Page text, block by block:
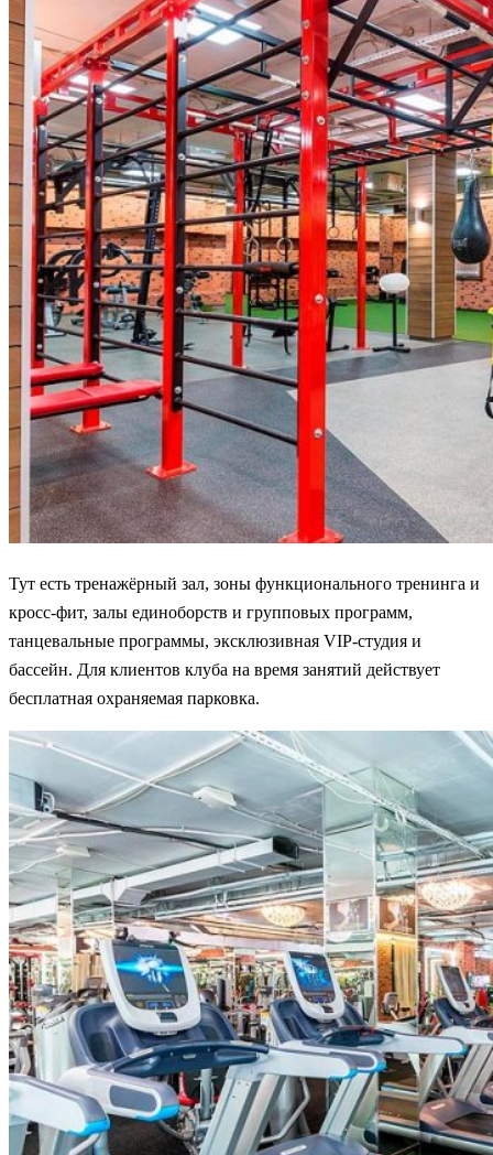
Тут есть тренажёрный зал, зоны функционального тренинга и
кросс-фит, залы единоборств и групповых программ,
танцевальные программы, эксклюзивная VIP-студия и
бассейн. Для клиентов клуба на время занятий действует
бесплатная охраняемая парковка.